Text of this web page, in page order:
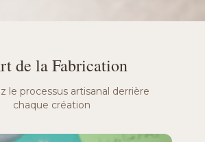
de la Fabrication
le processus artisanal derrière
chaque création